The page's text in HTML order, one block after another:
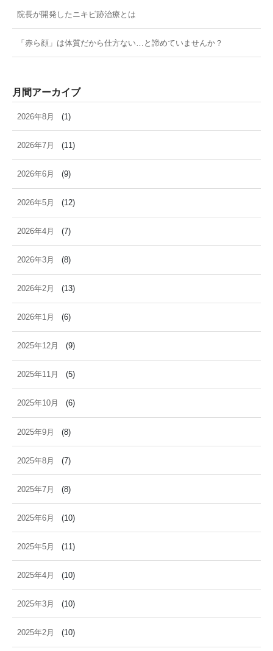
院長が開発したニキビ跡治療とは
「赤ら顔」は体質だから仕方ない…と諦めていませんか？
月間アーカイブ
2026年8月 (1)
2026年7月 (11)
2026年6月 (9)
2026年5月 (12)
2026年4月 (7)
2026年3月 (8)
2026年2月 (13)
2026年1月 (6)
2025年12月 (9)
2025年11月 (5)
2025年10月 (6)
2025年9月 (8)
2025年8月 (7)
2025年7月 (8)
2025年6月 (10)
2025年5月 (11)
2025年4月 (10)
2025年3月 (10)
2025年2月 (10)